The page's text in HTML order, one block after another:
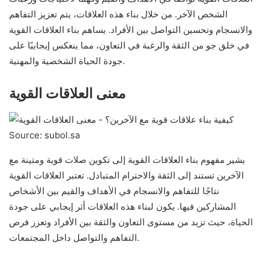
الشخص الآخر. من خلال بناء هذه العلاقات، يتم تعزيز التفاهم
والانسجام وتحسين التواصل بين الأفراد. يساهم بناء العلاقات القوية
في خلق جو من الثقة والرغبة في التعاون، مما ينعكس إيجابيًا على
جودة الحياة الشخصية والمهنية.
معنى العلاقات القوية
Source: subol.sa
يشير مفهوم بناء العلاقات القوية إلى تكوين صلات قوية ومتينة مع
الآخرين تستند إلى الثقة والاحترام المتبادل. تعتبر العلاقات القوية
نتاجًا للتفاهم والانسجام في الأهداف والقيم بين الأشخاص
المشاركين فيها. يكون لبناء هذه العلاقات أثر إيجابي على جودة
الحياة، حيث تزيد من مستوى التعاون والثقة بين الأفراد وتعزز فرص
التفاهم والتواصل داخل المجتمعات.